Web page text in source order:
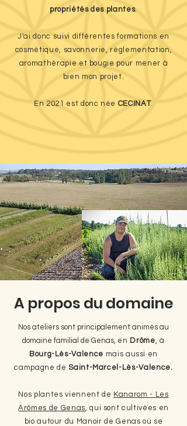
propriétés des plantes.
J'ai donc suivi différentes formations en
cosmétique, savonnerie, règlementation,
aromathérapie et bougie pour mener à
bien mon projet.
En 2021 est donc née CECINAT.
A propos du domaine
Nos ateliers sont principalement animés au
domaine familial de Genas, en Drôme, à
Bourg-Lès-Valence mais aussi en
campagne de Saint-Marcel-Lès-Valence.
Nos plantes viennent de Kanarom - Les
Arômes de Genas, qui sont cultivées en
bio autour du Manoir de Genas où se